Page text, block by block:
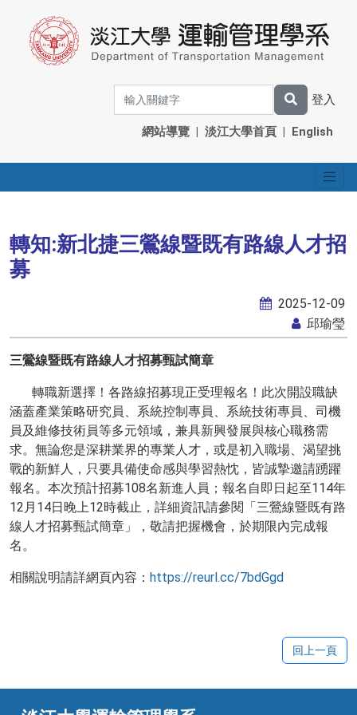
登入
網站導覽 | 淡江大學首頁 | English
轉知:新北捷三鶯線暨既有路線人才招
募
2025-12-09
邱瑜瑩
三鶯線暨既有路線人才招募甄試簡章
轉職新選擇！各路線招募現正受理報名！此次開設職缺
涵蓋產業策略研究員、系統控制專員、系統技術專員、司機
員及維修技術員等多元領域，兼具新興發展與核心職務需
求。無論您是深耕業界的專業人才，或是初入職場、渴望挑
戰的新鮮人，只要具備使命感與學習熱忱，皆誠摯邀請踴躍
報名。本次預計招募108名新進人員；報名自即日起至114年
12月14日晚上12時截止，詳細資訊請參閱「三鶯線暨既有路
線人才招募甄試簡章」，敬請把握機會，於期限內完成報
名。
相關說明請詳網頁內容： https://reurl.cc/7bdGgd
回上一頁